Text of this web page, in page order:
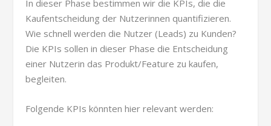
In dieser Phase bestimmen wir die KPIs, die die
Kaufentscheidung der Nutzerinnen quantifizieren.
Wie schnell werden die Nutzer (Leads) zu Kunden?
Die KPIs sollen in dieser Phase die Entscheidung
einer Nutzerin das Produkt/Feature zu kaufen,
begleiten.
Folgende KPIs könnten hier relevant werden: